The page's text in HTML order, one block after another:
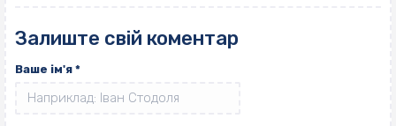
Залиште свій коментар
Ваше ім'я *